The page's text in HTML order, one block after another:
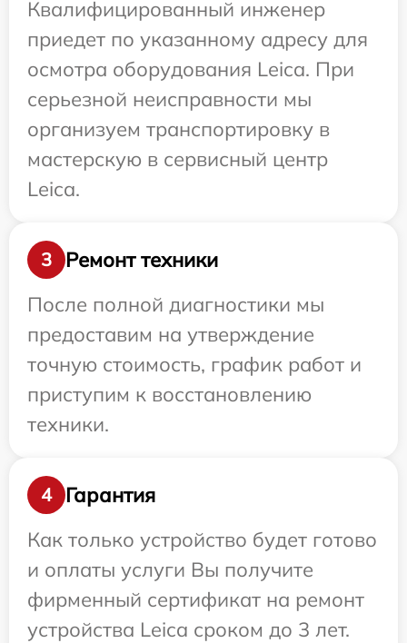
Квалифицированный инженер
приедет по указанному адресу для
осмотра оборудования Leica. При
серьезной неисправности мы
организуем транспортировку в
мастерскую в сервисный центр
Leica.
3
Ремонт техники
После полной диагностики мы
предоставим на утверждение
точную стоимость, график работ и
приступим к восстановлению
техники.
4
Гарантия
Как только устройство будет готово
и оплаты услуги Вы получите
фирменный сертификат на ремонт
устройства Leica сроком до 3 лет.